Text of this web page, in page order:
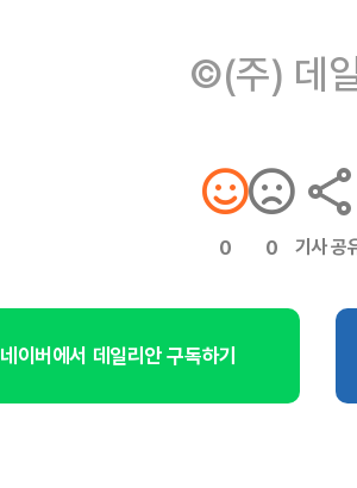
©(주) 데
0 0 기사 공
네이버에서 데일리안 구독하기